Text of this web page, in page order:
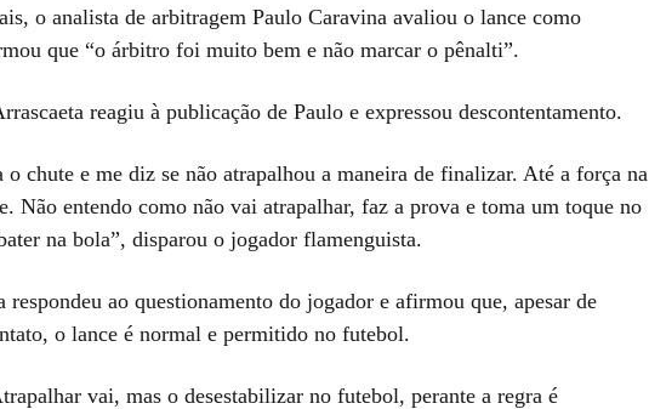
o analista de arbitragem Paulo Caravina avaliou o lance como
que “o árbitro foi muito bem e não marcar o pênalti”.
reagiu à publicação de Paulo e expressou descontentamento.
o chute e me diz se não atrapalhou a maneira de finalizar. Até a força na
Não entendo como não vai atrapalhar, faz a prova e toma um toque no
na bola”, disparou o jogador flamenguista.
respondeu ao questionamento do jogador e afirmou que, apesar de
o lance é normal e permitido no futebol.
vai, mas o desestabilizar no futebol, perante a regra é